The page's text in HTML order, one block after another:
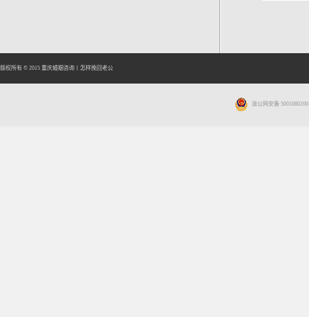
版权所有 © 2015 重庆婚姻咨询 怎样挽回老公
渝公网安备